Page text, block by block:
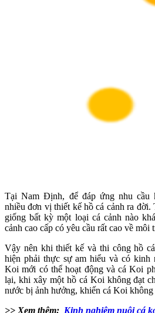
Tại Nam Định, để đáp ứng nhu cầu
nhiều đơn vị thiết kế hồ cá cảnh ra
giống bất kỳ một loại cá cảnh nào
cảnh cao cấp có yêu cầu rất cao về môi
Vậy nên khi thiết kế và thi công hồ
hiện phải thực sự am hiểu và có kinh
Koi mới có thể hoạt động và cá Koi
lại, khi xây một hồ cá Koi không đạt
nước bị ảnh hưởng, khiến cá Koi không
>> Xem thêm: Kinh nghiệm nuôi cá